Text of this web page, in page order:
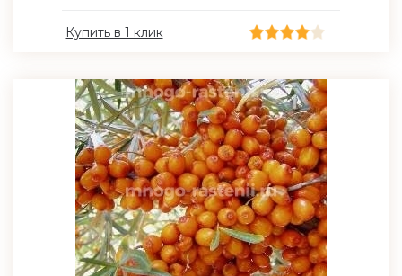
Купить в 1 клик